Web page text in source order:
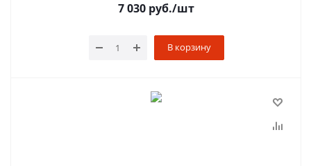
7 030 руб./шт
В корзину